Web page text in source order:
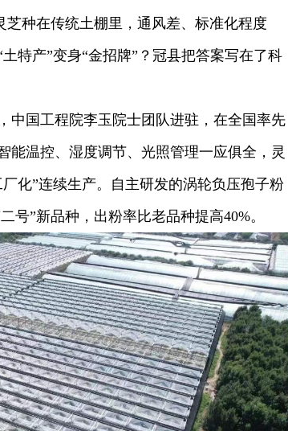
在传统土棚里，通风差、标准化程度
特产”变身“金招牌”？冠县把答案写在了科
国工程院李玉院士团队进驻，在全国率先
能温控、湿度调节、光照管理一应俱全，灵
化”连续生产。自主研发的涡轮负压孢子粉
号”新品种，出粉率比老品种提高40%。